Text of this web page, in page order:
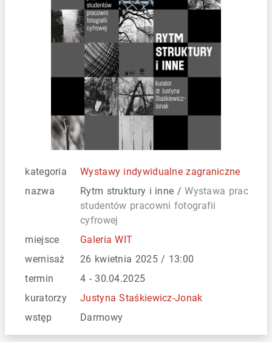
kategoria
Wystawy indywidualne zagraniczne
nazwa
Rytm struktury i inne /Wystawa prac
studentów pracowni fotografii
cyfrowej
miejsce
Galeria WIT
wernisaż
26 kwietnia 2025 / 13:00
termin
4 - 30.04.2025
kuratorzy
Justyna Staśkiewicz-Jonak
wstęp
Darmowy